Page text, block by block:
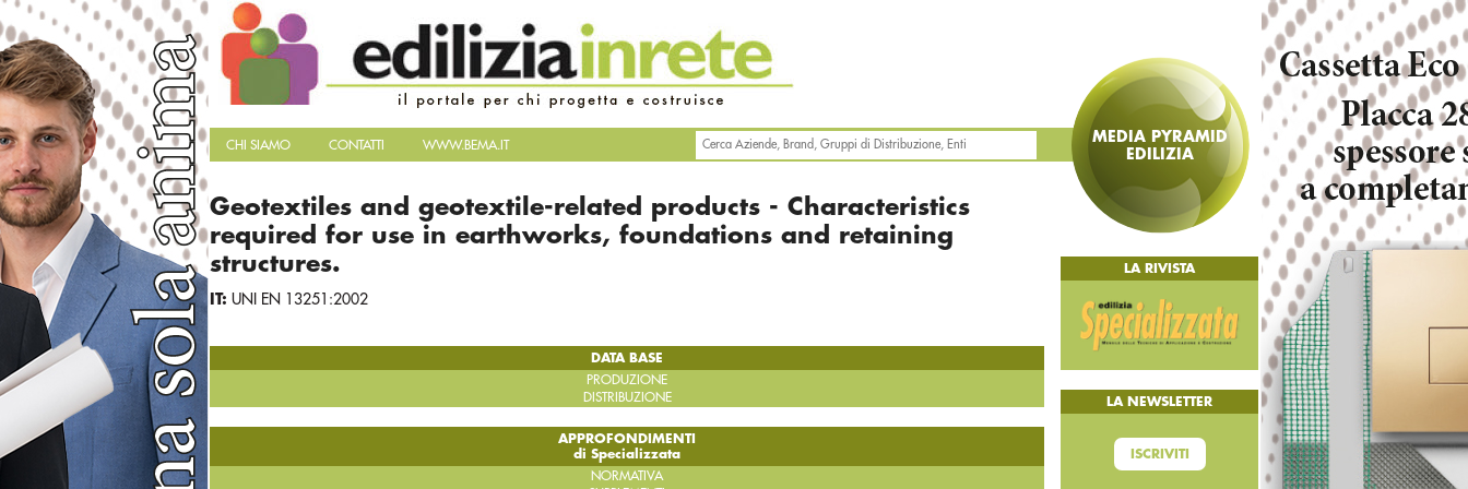
CHI SIAMO CONTATTI WWW.BEMA.IT
MEDIA PYRAMID
EDILIZIA
Geotextiles and geotextile-related products - Characteristics
required for use in earthworks, foundations and retaining
structures.
IT: UNI EN 13251:2002
DATA BASE
PRODUZIONE
DISTRIBUZIONE
APPROFONDIMENTI
di Specializzata
NORMATIVA
LA RIVISTA
LA NEWSLETTER
ISCRIVITI